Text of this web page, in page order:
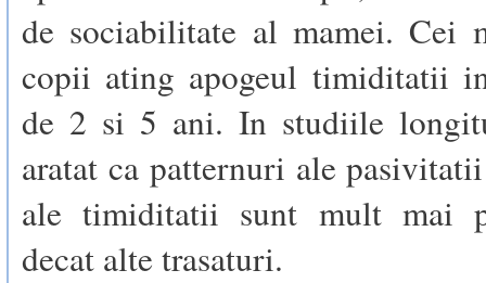
de sociabilitate al mamei. Cei
copii ating apogeul timiditatii
de 2 si 5 ani. In studiile
aratat ca patternuri ale
ale timiditatii sunt mult mai
decat alte trasaturi.